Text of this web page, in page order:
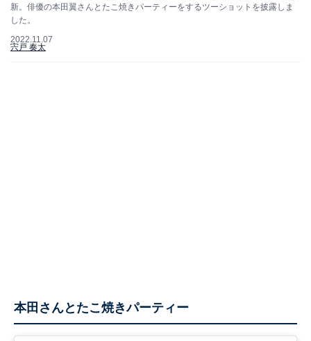
新。俳優の本田翼さんとたこ焼きパーティーをするツーショットを披露しま
した。
2022.11.07
宍戸 奏太
本田さんとたこ焼きパーティー